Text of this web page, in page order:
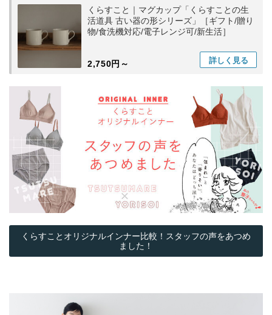
くらすこと｜マグカップ「くらすことの生
活道具 古い器の形シリーズ」［ギフト/贈り
物/食洗機対応/電子レンジ可/新生活］
2,750円～ 詳しく 見る
くらすことオリジナルインナー比較！スタッフの声をあつめ
ました！